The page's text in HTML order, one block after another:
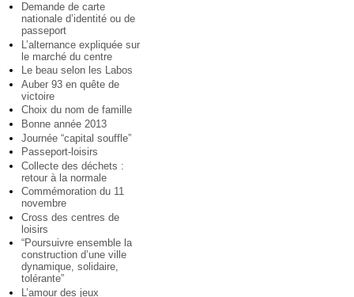
Demande de carte
nationale d’identité ou de
passeport
L’alternance expliquée sur
le marché du centre
Le beau selon les Labos
Auber 93 en quête de
victoire
Choix du nom de famille
Bonne année 2013
Journée “capital souffle”
Passeport-loisirs
Collecte des déchets :
retour à la normale
Commémoration du 11
novembre
Cross des centres de
loisirs
“Poursuivre ensemble la
construction d’une ville
dynamique, solidaire,
tolérante”
L’amour des jeux